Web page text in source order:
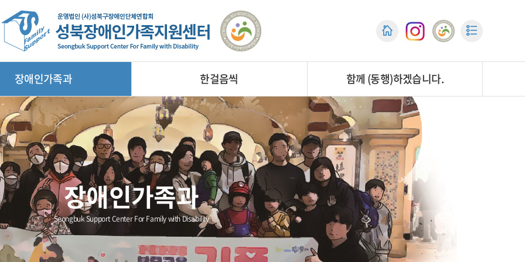
장애인가족과 한걸음씩 함께 (동행)하겠습니다.
장애인가족과
Seongbuk Support Center For Family with Disability